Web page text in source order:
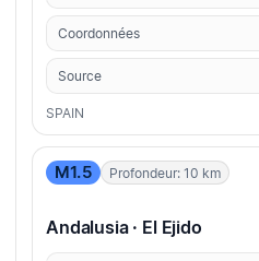
Coordonnées
Source
SPAIN
M1.5 Profondeur: 10 km
Andalusia · El Ejido